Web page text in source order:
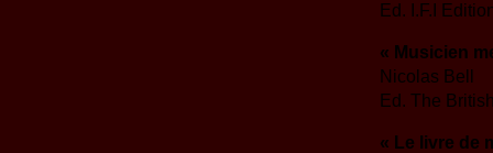
Ed. I.F.I
« Musicien
Nicolas Bell
Ed. The
« Le livre de